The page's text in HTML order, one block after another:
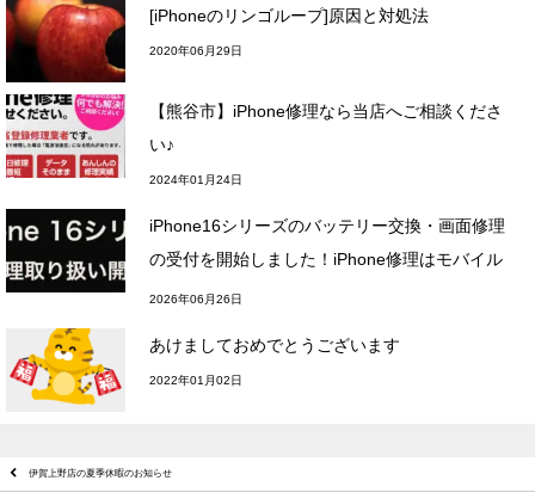
[iPhoneのリンゴループ]原因と対処法
2020年06月29日
【熊谷市】iPhone修理なら当店へご相談くださ
い♪
2024年01月24日
iPhone16シリーズのバッテリー交換・画面修理
の受付を開始しました！iPhone修理はモバイル
修理.jpニットーモール熊谷店へ
2026年06月26日
あけましておめでとうございます
2022年01月02日
伊賀上野店の夏季休暇のお知らせ